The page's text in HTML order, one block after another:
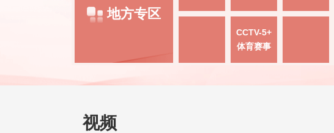
地方专区
CCTV-5+
体育赛事
视频